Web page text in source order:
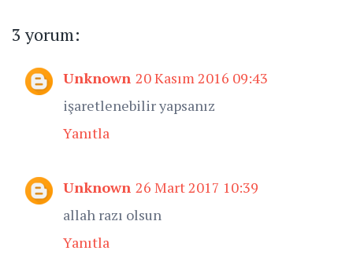
3 yorum:
Unknown 20 Kasım 2016 09:43
işaretlenebilir yapsanız
Yanıtla
Unknown 26 Mart 2017 10:39
allah razı olsun
Yanıtla